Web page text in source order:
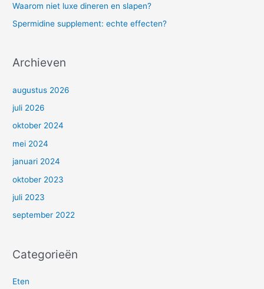
Waarom niet luxe dineren en slapen?
Spermidine supplement: echte effecten?
Archieven
augustus 2026
juli 2026
oktober 2024
mei 2024
januari 2024
oktober 2023
juli 2023
september 2022
Categorieën
Eten